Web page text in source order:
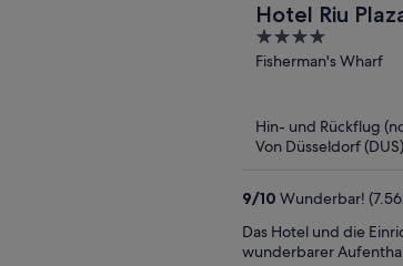
Hotel Riu
4
out
Fisherman's Wharf
Hin- und Rückflug
Von Düsseldorf
9/10 Wunderbar!
Das Hotel und die
wunderbarer